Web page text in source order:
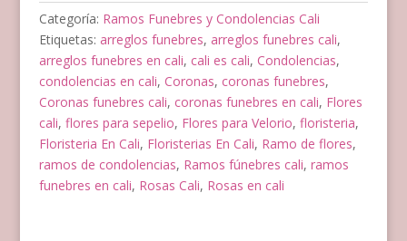
Categoría: Ramos Funebres y Condolencias Cali
Etiquetas: arreglos funebres, arreglos funebres cali,
arreglos funebres en cali, cali es cali, Condolencias,
condolencias en cali, Coronas, coronas funebres,
Coronas funebres cali, coronas funebres en cali, Flores
cali, flores para sepelio, Flores para Velorio, floristeria,
Floristeria En Cali, Floristerias En Cali, Ramo de flores,
ramos de condolencias, Ramos fúnebres cali, ramos
funebres en cali, Rosas Cali, Rosas en cali